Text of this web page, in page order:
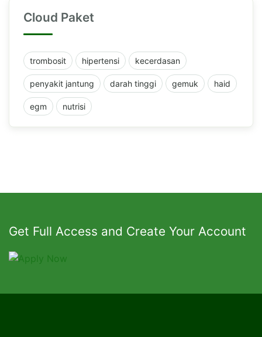
Cloud Paket
trombosit hipertensi kecerdasan
penyakit jantung darah tinggi gemuk haid
egm nutrisi
Get Full Access and Create Your Account